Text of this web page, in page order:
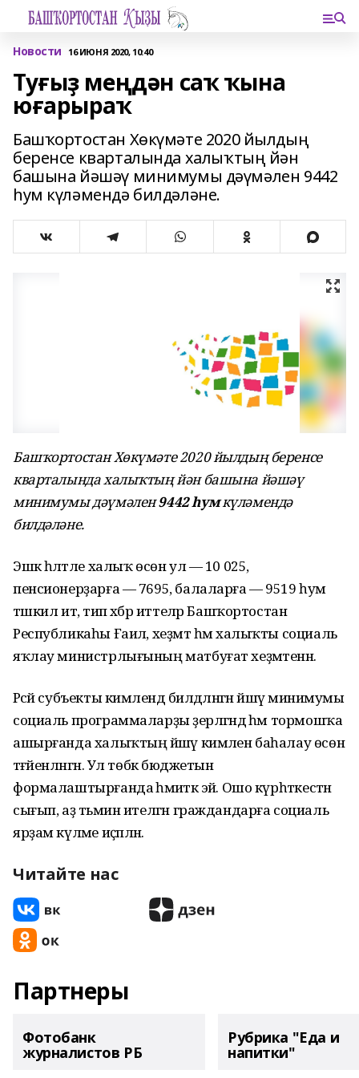
Новости 16 ИЮНЯ 2020, 10:40
Туғыҙ меңдән саҡ ҡына
юғарыраҡ
Башҡортостан Хөкүмәте 2020 йылдың
беренсе кварталында халыҡтың йән
башына йәшәү минимумы дәүмәлен 9442
һум күләмендә билдәләне.
Башҡортостан Хөкүмәте 2020 йылдың беренсе
кварталында халыҡтың йән башына йәшәү
минимумы дәүмәлен9442 һумкүләмендә
билдәләне.
Эшкә һәләтле халыҡ өсөн ул — 10 025,
пенсионерҙарға — 7695, балаларға — 9519 һум
тәшкил итә, тип хәбәр иттеләр Башҡортостан
Республикаһы Ғаилә, хеҙмәт һәм халыҡты социаль
яҡлау министрлығының матбуғат хеҙмәтенән.
Рәсәй субъекты кимәлендә билдәләнгән йәшәү минимумы
социаль программаларҙы әҙерләгәндә һәм тормошҡа
ашырғанда халыҡтың йәшәү кимәлен баһалау өсөн
тәғәйенләнгән. Ул төбәк бюджетын
формалаштырғанда әһәмиәткә эйә. Ошо күрһәткестән
сығып, аҙ тәьмин ителгән граждандарға социаль
ярҙам күләме иҫәпләнә.
Читайте нас
Партнеры
Фотобанк
журналистов РБ
Рубрика "Еда и
напитки"